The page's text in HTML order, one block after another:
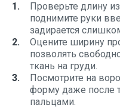
Проверьте длину
поднимите руки
задирается
Оцените ширину
позволять
ткань на груди.
Посмотрите на
форму даже после
пальцами.